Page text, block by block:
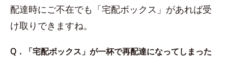
配達時にご不在でも「宅配ボックス」があれば受
け取りできますね。
Q．「宅配ボックス」が一杯で再配達になってしまった